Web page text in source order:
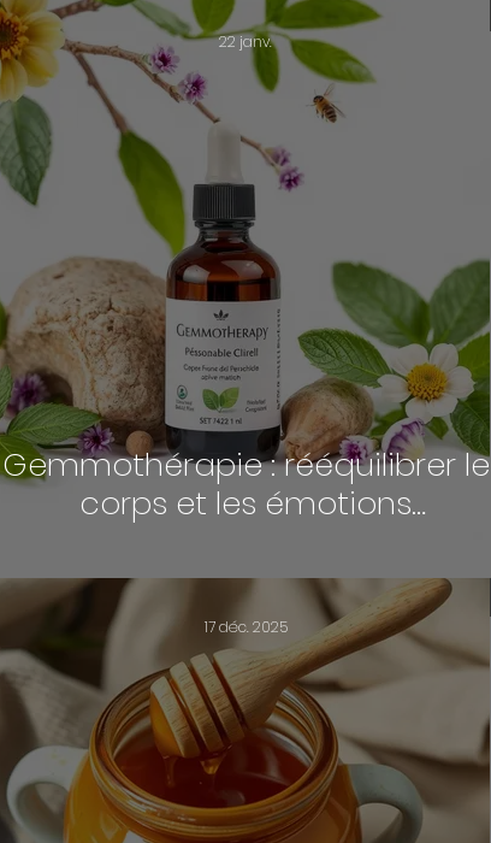
22 janv.
Gemmothérapie : rééquilibrer le
corps et les émotions
17 déc. 2025